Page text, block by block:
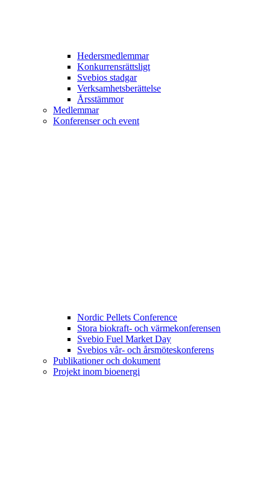
Hedersmedlemmar
Konkurrensrättsligt
Svebios stadgar
Verksamhetsberättelse
Årsstämmor
Medlemmar
Konferenser och event
Nordic Pellets Conference
Stora biokraft- och värmekonferensen
Svebio Fuel Market Day
Svebios vår- och årsmöteskonferens
Publikationer och dokument
Projekt inom bioenergi